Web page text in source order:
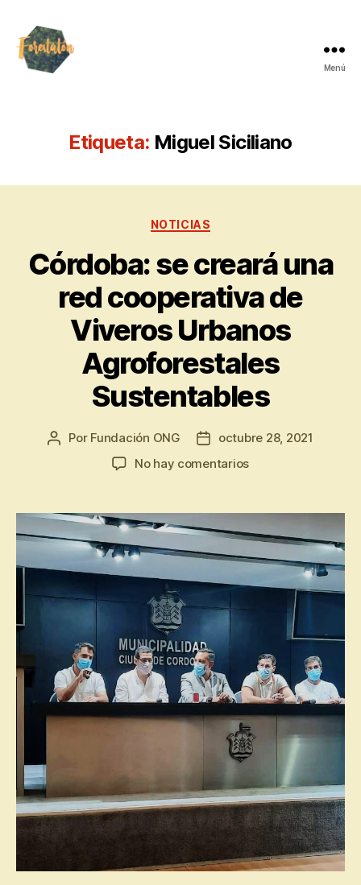
Menú
Etiqueta: Miguel Siciliano
NOTICIAS
Córdoba: se creará una
red cooperativa de
Viveros Urbanos
Agroforestales
Sustentables
Por Fundación ONG
octubre 28, 2021
No hay comentarios